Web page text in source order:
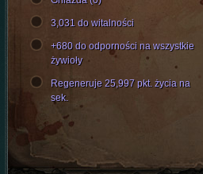
3,031 do witalności
+680 do odporności na wszystkie
żywioły
Regeneruje 25,997 pkt. życia na
sek.